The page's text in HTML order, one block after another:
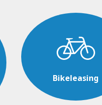
Bikeleasing